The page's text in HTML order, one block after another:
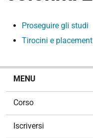
Proseguire gli studi
Tirocini e placement
MENU
Corso
Iscriversi